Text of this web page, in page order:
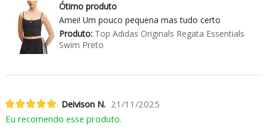
Ótimo produto
Amei! Um pouco pequena mas tudo certo
Produto:Top Adidas Originals Regata Essentials
Swim Preto
Deivison N. 21/11/2025
Eu recomendo esse produto.